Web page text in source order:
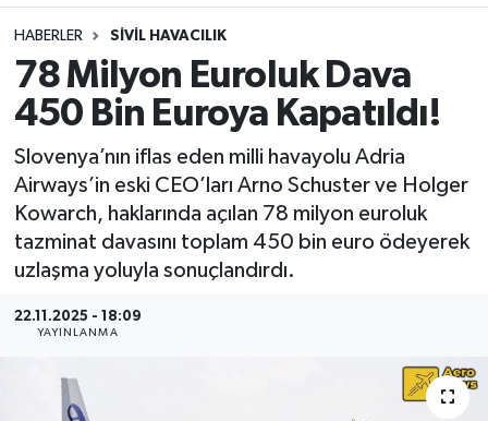
HABERLER SIVIL HAVACILIK
78 Milyon Euroluk Dava
450 Bin Euroya Kapatıldı!
Slovenya’nın iflas eden milli havayolu Adria
Airways’in eski CEO’ları Arno Schuster ve Holger
Kowarch, haklarında açılan 78 milyon euroluk
tazminat davasını toplam 450 bin euro ödeyerek
uzlaşma yoluyla sonuçlandırdı.
22.11.2025 - 18:09
YAYINLANMA